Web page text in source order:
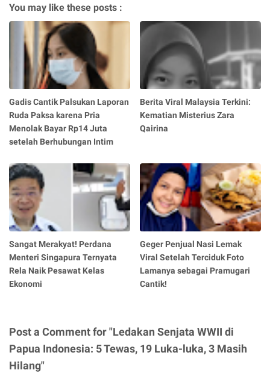
You may like these posts :
Gadis Cantik Palsukan Laporan
Ruda Paksa karena Pria
Menolak Bayar Rp14 Juta
setelah Berhubungan Intim
Berita Viral Malaysia Terkini:
Kematian Misterius Zara
Qairina
Sangat Merakyat! Perdana
Menteri Singapura Ternyata
Rela Naik Pesawat Kelas
Ekonomi
Geger Penjual Nasi Lemak
Viral Setelah Terciduk Foto
Lamanya sebagai Pramugari
Cantik!
Post a Comment for "Ledakan Senjata WWII di
Papua Indonesia: 5 Tewas, 19 Luka-luka, 3 Masih
Hilang"